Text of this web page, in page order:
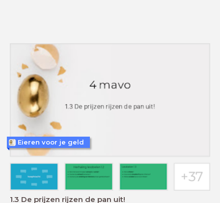
1.3 De prijzen rijzen de pan uit!
Eieren voor je geld